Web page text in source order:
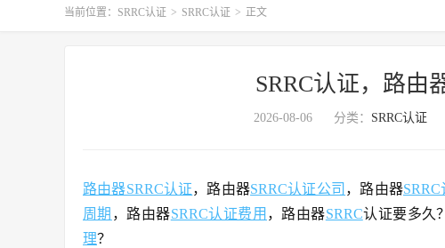
当前位置： SRRC认证 > SRRC认证 > 正文
SRRC认证，路由
2026-08-06 分类： SRRC认证
路由器SRRC认证，路由器SRRC认证公司 ，路由器SRRC
周期 ，路由器SRRC认证费用 ，路由器SRRC认证要多久
理？